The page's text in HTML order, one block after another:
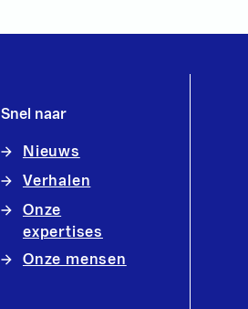
Snel naar
Nieuws
Verhalen
Onze
expertises
Onze mensen